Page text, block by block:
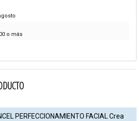
o más
PERFECCIONAMIENTO FACIAL Crea